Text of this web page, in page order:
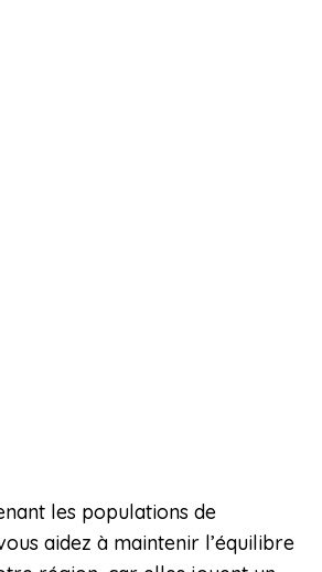
les populations de
aidez à maintenir l’équilibre